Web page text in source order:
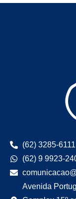
(62) 3285-6111
(62) 9 9923-
Avenida